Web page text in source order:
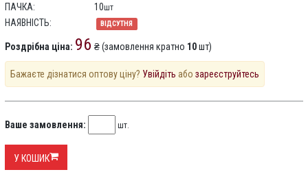
ПАЧКА:
10шт
НАЯВНІСТЬ: ВІДСУТНЯ
Роздрібна ціна: 96 ₴ (замовлення кратно 10шт)
Бажаєте дізнатися оптову ціну? Увійдіть або зареєструйтесь
Ваше замовлення: шт.
У КОШИК